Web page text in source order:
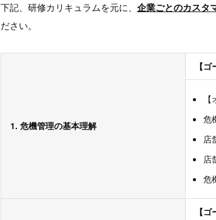
下記、研修カリキュラムを元に、 企業ごとのカスタ
ださい。
1. 危機管理の基本理解
【
危
店
店
危
【